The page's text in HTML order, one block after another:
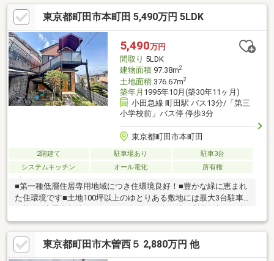
て停めることができます。ガーデニングが趣味な方、庭付物件で
気軽に趣味を楽しみませんか。
東京都町田市本町田 5,490万円 5LDK
5,490万円
間取り 5LDK
建物面積97.38m2
土地面積376.67m2
築年月 1995年10月(築30年11ヶ月)
小田急線 町田駅 バス13分/「第三
小学校前」バス停 停歩3分
東京都町田市本町田
2階建て 駐車場あり
駐車3台
システムキッチン
オール電化 所有権
■第一種低層住居専用地域につき住環境良好！■豊かな緑に恵まれ
た住環境です■土地100坪以上のゆとりある敷地には最大3台駐車
以上の庭があります■太陽光パネル搭載・オール電化住宅■2階
17.7帖LDKと隣接したウッドデッキあります※路地状面積：約42.8
㎡（土地面積に含まれています）※増築未登記部分：約43.54㎡
（建物面積に含まれません）
東京都町田市木曽西５ 2,880万円 他